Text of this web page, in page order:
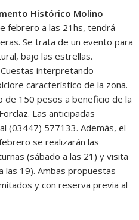
Histórico Molino
febrero a las 21hs, tendrá
Se trata de un evento para
bajo las estrellas.
interpretando
característico de la zona.
de 150 pesos a beneficio de la
Las anticipadas
(03447) 577133. Además, el
se realizarán las
(sábado a las 21) y visita
las 19). Ambas propuestas
y con reserva previa al